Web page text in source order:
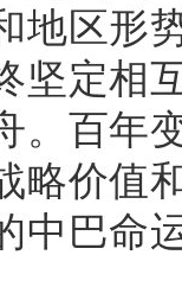
地区形
坚定相
。百年
略价值
中巴命